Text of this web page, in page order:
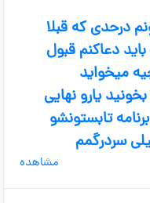
درحدی که قبلا
الان باید دعاکنم قبول
میخواید
یارو نهایی
تابستونشو
سردرگمم
مشاهده